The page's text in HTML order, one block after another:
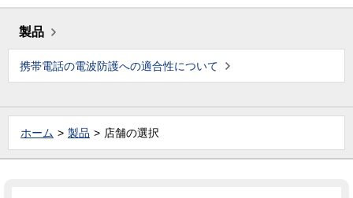
製品
携帯電話の電波防護への適合性について
ホーム 製品 店舗の選択